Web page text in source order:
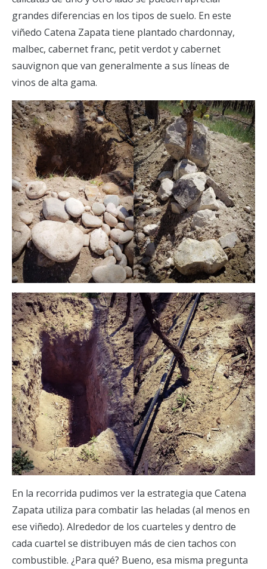
grandes diferencias en los tipos de suelo. En este
viñedo Catena Zapata tiene plantado chardonnay,
malbec, cabernet franc, petit verdot y cabernet
sauvignon que van generalmente a sus líneas de
vinos de alta gama.
En la recorrida pudimos ver la estrategia que Catena
Zapata utiliza para combatir las heladas (al menos en
ese viñedo). Alrededor de los cuarteles y dentro de
cada cuartel se distribuyen más de cien tachos con
combustible. ¿Para qué? Bueno, esa misma pregunta